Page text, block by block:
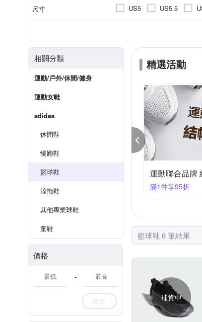
尺寸 US5 US5.5
19cm
19.5cm
相關分類
運動/戶外/休閒/健身
運動女鞋
adidas
休閒鞋
慢跑鞋
籃球鞋
涼拖鞋
其他專業球鞋
童鞋
價格
-
確定
精選活動
運動聯合品牌
滿1件享95折
籃球鞋 6 筆結果
補貨中